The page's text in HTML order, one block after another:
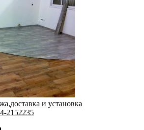
и установка
2152235